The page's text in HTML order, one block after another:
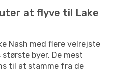
at flyve til Lake
Nash med flere velrejste
byer. De mest
til at stamme fra de